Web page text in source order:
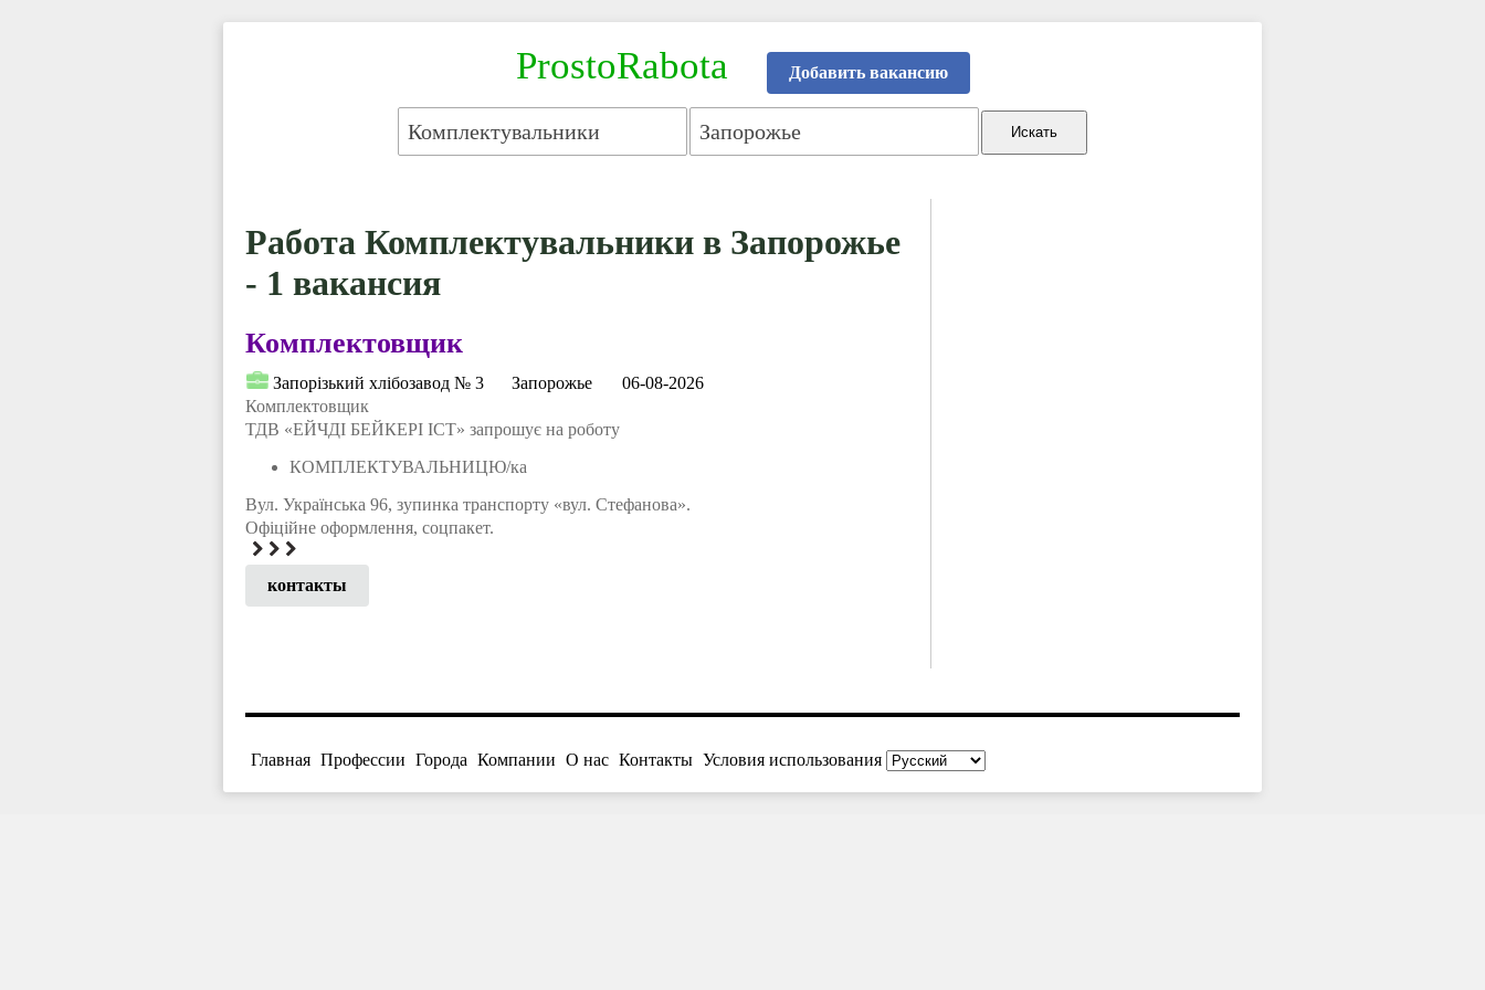
ProstoRabota Добавить вакансию
Работа Комплектувальники в Запорожье
- 1 вакансия
Комплектовщик
Запорізький хлібозавод № 3 Запорожье
06-08-2026
Комплектовщик
ТДВ «ЕЙЧДІ БЕЙКЕРІ ІСТ» запрошує на роботу
КОМПЛЕКТУВАЛЬНИЦЮ/ка
Вул. Українська 96, зупинка транспорту «вул. Стефанова».
Офіційне оформлення, соцпакет.
контакты
Главная Профессии Города Компании О нас Контакты Условия использования